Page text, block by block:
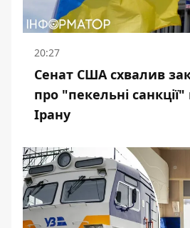
20:27
Сенат США схвалив
про "пекельні санкції"
Ірану